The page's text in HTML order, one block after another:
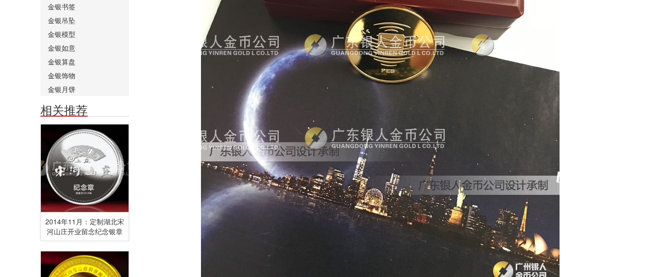
金银书签
金银吊坠
金银模型
金银如意
金银算盘
金银饰物
金银月饼
相关推荐
2014年11月：定制湖北宋
河山庄开业留念纪念银章